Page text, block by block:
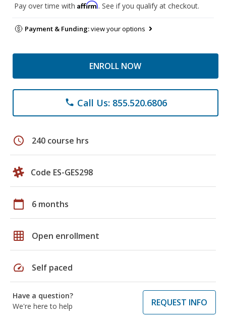
Pay over time with Affirm. See if you qualify at checkout.
Payment & Funding:view your options
ENROLL NOW
phone Call Us: 855.520.6806
schedule 240 course hrs
Code ES-GES298
calendar_today 6 months
grid_on Open enrollment
speed Self paced
Have a question?
We're here to help
REQUEST INFO